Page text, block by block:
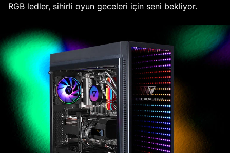
RGB ledler, sihirli oyun geceleri için seni bekliyor.